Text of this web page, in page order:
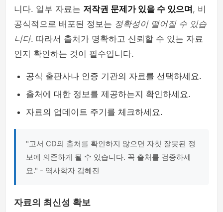
니다. 일부 자료는 저작권 문제가 있을 수 있으며 , 비
공식적으로 배포된 정보는 정확성이 떨어질 수 있습
니다. 따라서 출처가 명확하고 신뢰할 수 있는 자료
인지 확인하는 것이 필수입니다.
공식 출판사나 인증 기관의 자료를 선택하세요.
출처에 대한 정보를 제공하는지 확인하세요.
자료의 업데이트 주기를 체크하세요.
"고서 CD의 출처를 확인하지 않으면 자칫 잘못된 정
보에 의존하게 될 수 있습니다. 꼭 출처를 검증하세
요." - 역사학자 김혜진
자료의 최신성 확보